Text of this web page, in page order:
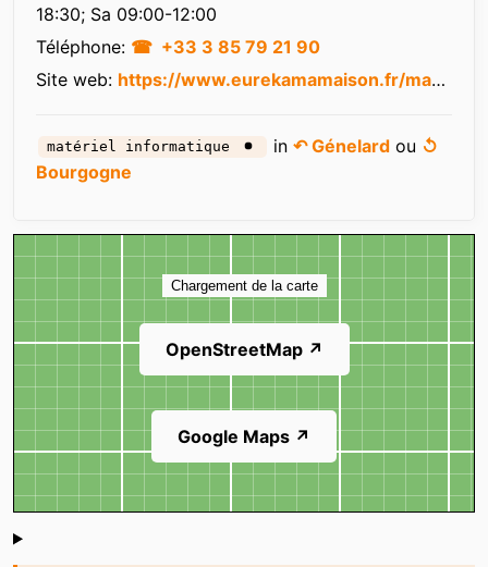
18:30; Sa 09:00-12:00
Téléphone:
+33 3 85 79 21 90
Site web: https://www.eurekamamaison.fr/magasin/eureka-ma-maison-genelard
matériel informatique in↶ Génelard ou ↺
Bourgogne
Carte
Chargement de la carte
OpenStreetMap ↗
Google Maps ↗
Shoutbox